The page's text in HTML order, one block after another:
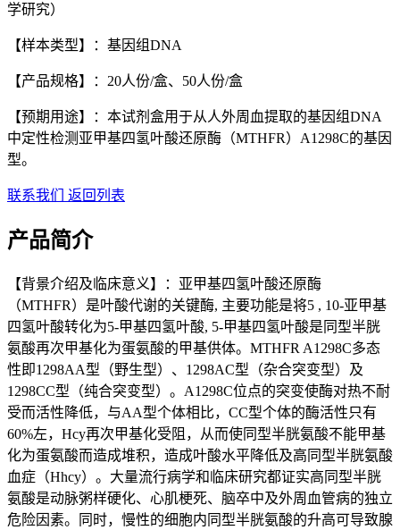
学研究）
【样本类型】： 基因组DNA
【产品规格】： 20人份/盒、50人份/盒
【预期用途】： 本试剂盒用于从人外周血提取的基因组DNA
中定性检测亚甲基四氢叶酸还原酶（MTHFR）A1298C的基因
型。
联系我们 返回列表
产品简介
【背景介绍及临床意义】：亚甲基四氢叶酸还原酶
（MTHFR）是叶酸代谢的关键酶, 主要功能是将5 , 10-亚甲基
四氢叶酸转化为5-甲基四氢叶酸, 5-甲基四氢叶酸是同型半胱
氨酸再次甲基化为蛋氨酸的甲基供体。MTHFR A1298C多态
性即1298AA型（野生型）、1298AC型（杂合突变型）及
1298CC型（纯合突变型）。A1298C位点的突变使酶对热不耐
受而活性降低，与AA型个体相比，CC型个体的酶活性只有
60%左，Hcy再次甲基化受阻，从而使同型半胱氨酸不能甲基
化为蛋氨酸而造成堆积，造成叶酸水平降低及高同型半胱氨酸
血症（Hhcy）。大量流行病学和临床研究都证实高同型半胱
氨酸是动脉粥样硬化、心肌梗死、脑卒中及外周血管病的独立
危险因素。同时，慢性的细胞内同型半胱氨酸的升高可导致腺